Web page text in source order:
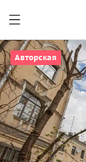
Авторская